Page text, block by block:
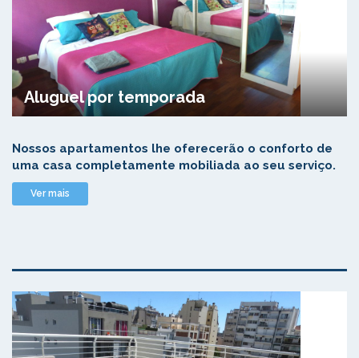
Aluguel por temporada
Nossos apartamentos lhe oferecerão o conforto de
uma casa completamente mobiliada ao seu serviço.
Ver mais